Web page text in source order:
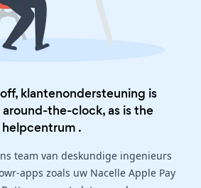
klantenondersteuning is
the-clock, as is the
helpcentrum .
team van deskundige ingenieurs
apps zoals uw Nacelle Apple Pay